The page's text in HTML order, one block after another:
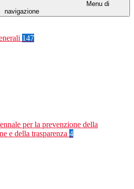
Menu di
navigazione
147
per la prevenzione della
e della trasparenza 4